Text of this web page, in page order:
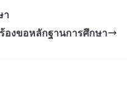
า
องขอหลักฐานการศึกษา